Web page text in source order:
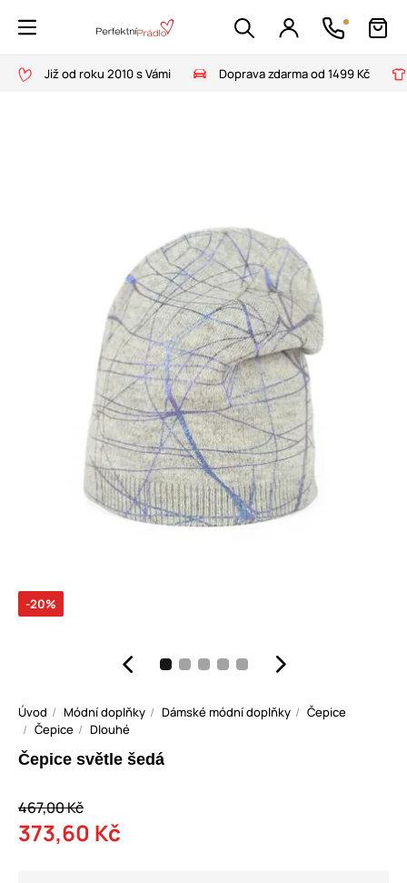
Již od roku 2010 s Vámi Doprava zdarma od 1499 Kč
-20%
Úvod Módní doplňky Dámské módní doplňky
Čepice
Čepice
Dlouhé
Čepice světle šedá
467,00 Kč
373,60 Kč